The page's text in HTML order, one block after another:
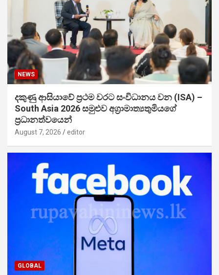
NEWS
දකුණු ආසියාවේ ප්‍රථම වරට සංවිධානය වන (ISA) –
South Asia 2026 සමුළුව අග්‍රාමාත්‍යතුමියගේ
ප්‍රධානත්වයෙන්
August 7, 2026 editor
GLOBAL